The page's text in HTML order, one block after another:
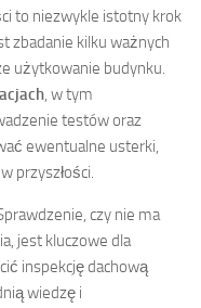
to niezwykle istotny krok
zbadanie kilku ważnych
użytkowanie budynku.
, w tym
testów oraz
ewentualne usterki,
przyszłości.
czy nie ma
jest kluczowe dla
inspekcję dachową
wiedzę i